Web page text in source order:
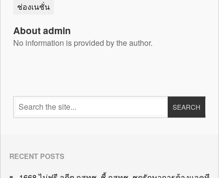
ช่องเนชั่น
About admin
No information is provided by the author.
RECENT POSTS